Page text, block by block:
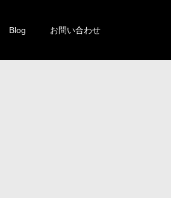
Blog お問い合わせ